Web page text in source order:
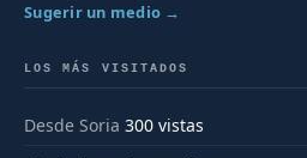
Sugerir un medio →
LOS MÁS VISITADOS
Desde Soria 300 vistas